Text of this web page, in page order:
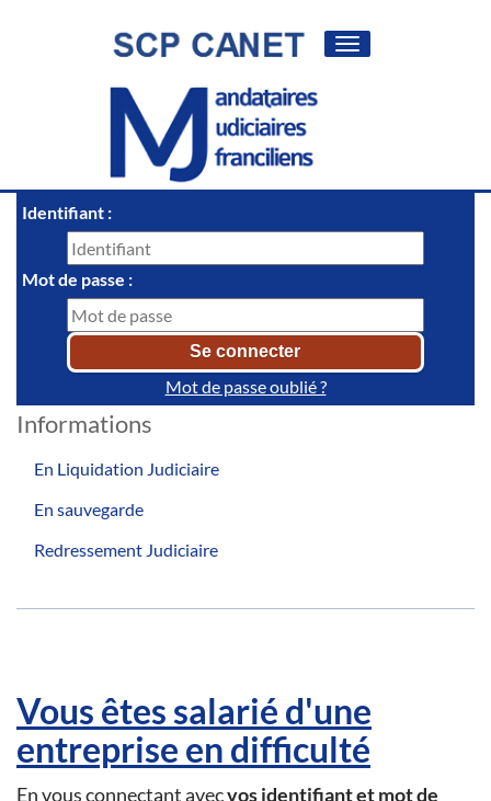
Toggle
Identifiant :
Mot de passe :
Mot de passe oublié ?
Informations
En Liquidation Judiciaire
En sauvegarde
Redressement Judiciaire
Vous êtes salarié d'une
entreprise en difficulté
En vous connectant avecvos identifiant et mot de